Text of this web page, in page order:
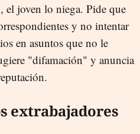
el joven lo niega. Pide que
y no intentar
en asuntos que no le
"difamación" y anuncia
extrabajadores